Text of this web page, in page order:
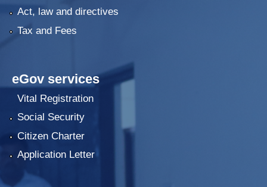
Act, law and directives
Tax and Fees
eGov services
Vital Registration
Social Security
Citizen Charter
Application Letter